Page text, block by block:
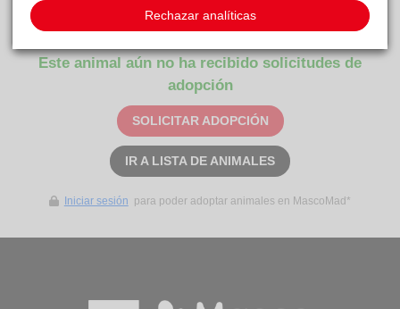
Centro de Protección Animal
Este animal aún no ha recibido solicitudes de
adopción
SOLICITAR ADOPCIÓN
IR A LISTA DE ANIMALES
Iniciar sesión para poder adoptar animales en MascoMad*
Rechazar analíticas